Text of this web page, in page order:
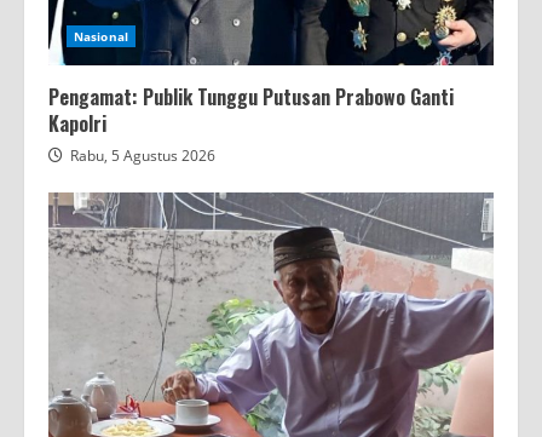
Nasional
Pengamat: Publik Tunggu Putusan Prabowo Ganti
Kapolri
Rabu, 5 Agustus 2026